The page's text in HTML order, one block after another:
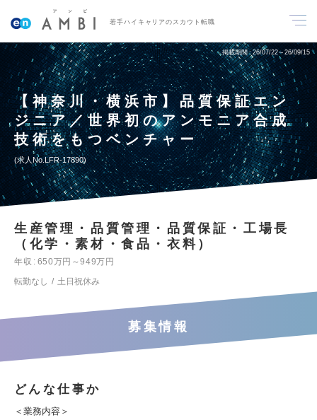
若手ハイキャリアのスカウト転職
掲載期間 26/07/22～26/09/15
【神奈川・横浜市】品質保証エン
ジニア／世界初のアンモニア合成
技術をもつベンチャー
求人No.LFR-17890
生産管理・品質管理・品質保証・工場長
（化学・素材・食品・衣料）
年収
650万円～949万円
転勤なし
土日祝休み
募集情報
どんな仕事か
＜業務内容＞